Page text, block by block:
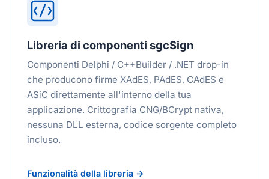
Libreria di componenti sgcSign
Componenti Delphi / C++Builder / .NET drop-in
che producono firme XAdES, PAdES, CAdES e
ASiC direttamente all'interno della tua
applicazione. Crittografia CNG/BCrypt nativa,
nessuna DLL esterna, codice sorgente completo
incluso.
Funzionalità della libreria →